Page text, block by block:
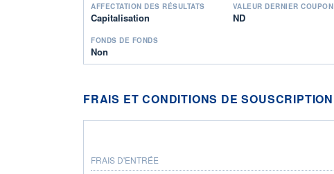
AFFECTATION DES RÉSULTATS
Capitalisation
VALEUR DERNIER COUPON
ND
FONDS DE FONDS
Non
FRAIS ET CONDITIONS DE SOUSCRIPTION
FRAIS D'ENTRÉE